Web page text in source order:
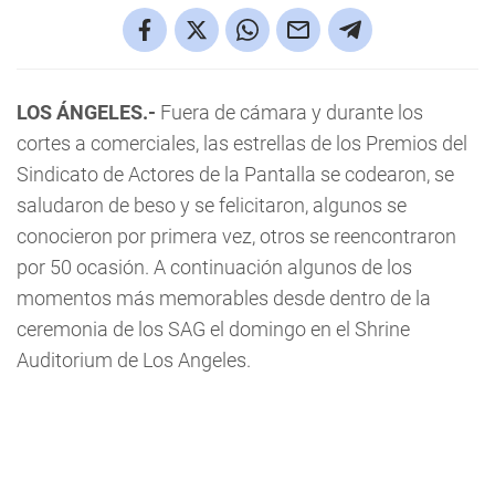
LOS ÁNGELES.- Fuera de cámara y durante los
cortes a comerciales, las estrellas de los Premios del
Sindicato de Actores de la Pantalla se codearon, se
saludaron de beso y se felicitaron, algunos se
conocieron por primera vez, otros se reencontraron
por 50 ocasión. A continuación algunos de los
momentos más memorables desde dentro de la
ceremonia de los SAG el domingo en el Shrine
Auditorium de Los Angeles.